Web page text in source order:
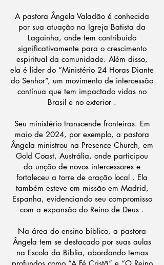
A pastora Ângela Valadão é conhecida
por sua atuação na Igreja Batista da
Lagoinha, onde tem contribuído
significativamente para o crescimento
espiritual da comunidade. Além disso,
ela é líder do “Ministério 24 Horas Diante
do Senhor”, um movimento de intercessão
contínua que tem impactado vidas no
Brasil e no exterior .
Seu ministério transcende fronteiras. Em
maio de 2024, por exemplo, a pastora
Ângela ministrou na Presence Church, em
Gold Coast, Austrália, onde participou
da unção de novos intercessores e
fortaleceu a torre de oração local . Ela
também esteve em missão em Madrid,
Espanha, evidenciando seu compromisso
com a expansão do Reino de Deus .
Na área do ensino bíblico, a pastora
Ângela tem se destacado por suas aulas
na Escola da Bíblia, abordando temas